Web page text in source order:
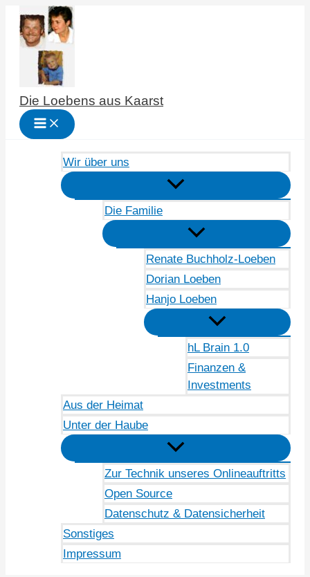
Zum
Inhalt
springen
Die Loebens aus Kaarst
Wir über uns
Die Familie
Renate Buchholz-Loeben
Dorian Loeben
Hanjo Loeben
hL Brain 1.0
Finanzen &
Investments
Aus der Heimat
Unter der Haube
Zur Technik unseres Onlineauftritts
Open Source
Datenschutz & Datensicherheit
Sonstiges
Impressum